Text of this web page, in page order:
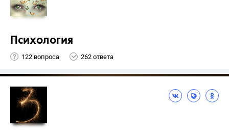
Психология
122 вопроса 262 ответа